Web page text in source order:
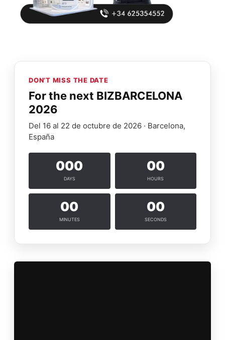
DON’T MISS THE DATE
For the next BIZBARCELONA
2026
Del 16 al 22 de octubre de 2026 · Barcelona,
España
000
DAYS
00
HOURS
00
MINUTES
00
SECONDS